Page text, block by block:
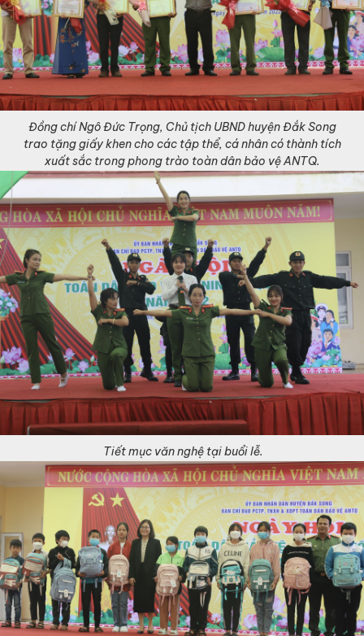
Đồng chí Ngô Đức Trọng, Chủ tịch UBND huyện Đắk Song
trao tặng giấy khen cho các tập thể, cá nhân có thành tích
xuất sắc trong phong trào toàn dân bảo vệ ANTQ.
Tiết mục văn nghệ tại buổi lễ.